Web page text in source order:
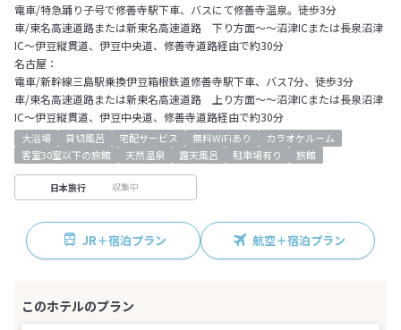
電車/特急踊り子号で修善寺駅下車、バスにて修善寺温泉。徒歩3分
車/東名高速道路または新東名高速道路 下り方面～～沼津ICまたは長泉沼津
IC～伊豆縦貫道、伊豆中央道、修善寺道路経由で約30分
名古屋：
電車/新幹線三島駅乗換伊豆箱根鉄道修善寺駅下車、バス7分、徒歩3分
車/東名高速道路または新東名高速道路 上り方面～～沼津ICまたは長泉沼津
IC～伊豆縦貫道、伊豆中央道、修善寺道路経由で約30分
大浴場 貸切風呂 宅配サービス 無料WiFiあり
カラオケルーム
客室30室以下の旅館
天然温泉 露天風呂 駐車場有り 旅館
日本旅行 収集中
JR＋宿泊プラン 航空＋宿泊プラン